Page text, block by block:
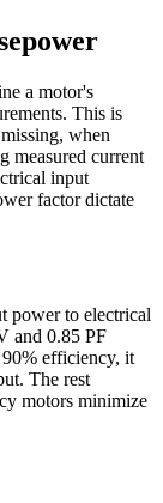
a motor's
This is
when
measured current
input
factor dictate
power to electrical
and 0.85 PF
efficiency, it
The rest
motors minimize